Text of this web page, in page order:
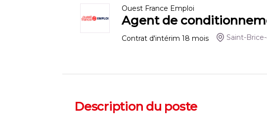
Ouest France Emploi
Agent de
Contrat d'intérim 18 mois Saint-
Description du poste